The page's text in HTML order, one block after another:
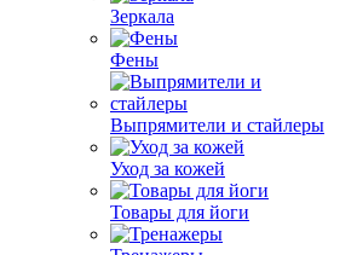
Зеркала
Фены
Выпрямители и стайлеры
Уход за кожей
Товары для йоги